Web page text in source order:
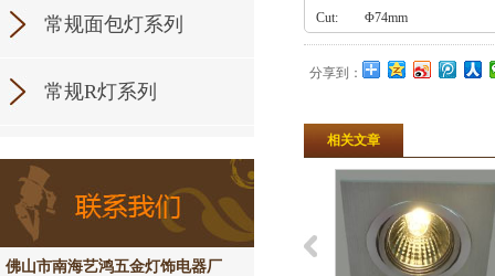
常规面包灯系列
常规R灯系列
佛山市南海艺鸿五金灯饰电器厂
Cut: Φ74mm
分享到：
相关文章